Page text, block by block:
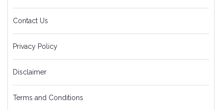
Contact Us
Privacy Policy
Disclaimer
Terms and Conditions